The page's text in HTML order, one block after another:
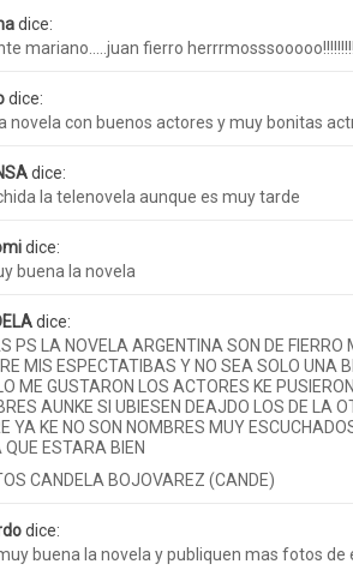
dice:
mariano…..juan fierro
dice:
novela con buenos actores y muy bonitas
dice:
la telenovela aunque es muy tarde
dice:
buena la novela
dice:
PS LA NOVELA ARGENTINA SON DE
MIS ESPECTATIBAS Y NO SEA SOLO UNA
ME GUSTARON LOS ACTORES KE
AUNKE SI UBIESEN DEAJDO LOS DE LA
YA KE NO SON NOMBRES MUY
QUE ESTARA BIEN
CANDELA BOJOVAREZ (CANDE)
dice:
buena la novela y publiquen mas fotos de